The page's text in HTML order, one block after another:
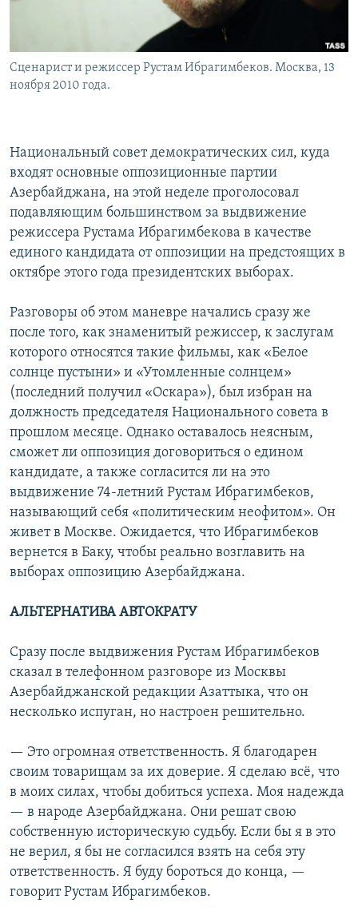
English
Русский
Сценарист и режиссер Рустам Ибрагимбеков. Москва, 13
ноября 2010 года.
Национальный совет демократических сил, куда
входят основные оппозиционные партии
Азербайджана, на этой неделе проголосовал
подавляющим большинством за выдвижение
режиссера Рустама Ибрагимбекова в качестве
единого кандидата от оппозиции на предстоящих в
октябре этого года президентских выборах.
Разговоры об этом маневре начались сразу же
после того, как знаменитый режиссер, к заслугам
которого относятся такие фильмы, как «Белое
солнце пустыни» и «Утомленные солнцем»
(последний получил «Оскара»), был избран на
должность председателя Национального совета в
прошлом месяце. Однако оставалось неясным,
сможет ли оппозиция договориться о едином
кандидате, а также согласится ли на это
выдвижение 74-летний Рустам Ибрагимбеков,
называющий себя «политическим неофитом». Он
живет в Москве. Ожидается, что Ибрагимбеков
вернется в Баку, чтобы реально возглавить на
выборах оппозицию Азербайджана.
АЛЬТЕРНАТИВА АВТОКРАТУ
Сразу после выдвижения Рустам Ибрагимбеков
сказал в телефонном разговоре из Москвы
Азербайджанской редакции Азаттыка, что он
несколько испуган, но настроен решительно.
— Это огромная ответственность. Я благодарен
своим товарищам за их доверие. Я сделаю всё, что
в моих силах, чтобы добиться успеха. Моя надежда
— в народе Азербайджана. Они решат свою
собственную историческую судьбу. Если бы я в это
не верил, я бы не согласился взять на себя эту
ответственность. Я буду бороться до конца, —
говорит Рустам Ибрагимбеков.